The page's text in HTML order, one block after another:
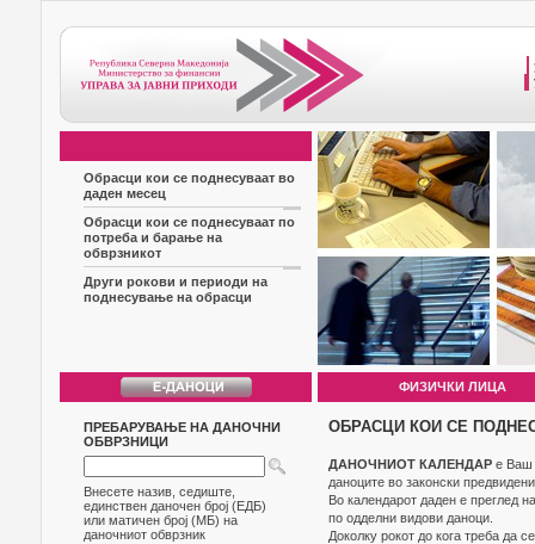
Обрасци кои се поднесуваат во
даден месец
Обрасци кои се поднесуваат по
потреба и барање на
обврзникот
Други рокови и периоди на
поднесување на обрасци
ФИЗИЧКИ ЛИЦА
ПРЕБАРУВАЊЕ НА ДАНОЧНИ
ОБВРЗНИЦИ
Внесете назив, седиште,
единствен даночен број (ЕДБ)
или матичен број (МБ) на
даночниот обврзник
ОБРАСЦИ КОИ СЕ
ДАНОЧНИОТ КАЛЕНДАР е Ваш
даноците во законски
Во календарот даден е преглед
по одделни видови даноци.
Доколку рокот до кога треба да